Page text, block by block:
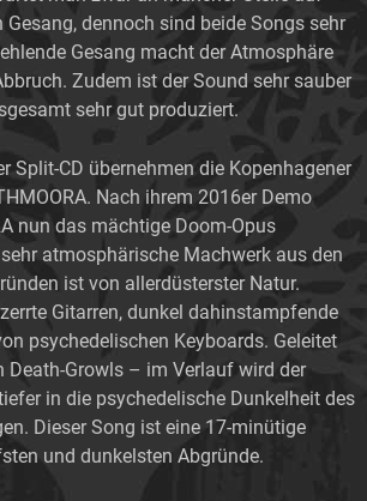
Gesang, dennoch sind beide Songs sehr
Gesang macht der Atmosphäre
Zudem ist der Sound sehr sauber
sehr gut produziert.
Split-CD übernehmen die Kopenhagener
Nach ihrem 2016er Demo
nun das mächtige Doom-Opus
sehr atmosphärische Machwerk aus den
ist von allerdüsterster Natur.
Gitarren, dunkel dahinstampfende
psychedelischen Keyboards. Geleitet
Death-Growls – im Verlauf wird der
in die psychedelische Dunkelheit des
Dieser Song ist eine 17-minütige
und dunkelsten Abgründe.